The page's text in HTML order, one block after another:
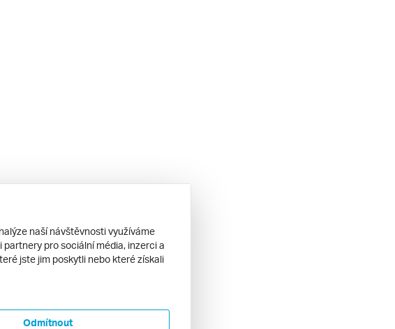
naší návštěvnosti využíváme
pro sociální média, inzerci a
jste jim poskytli nebo které získali
Odmítnout